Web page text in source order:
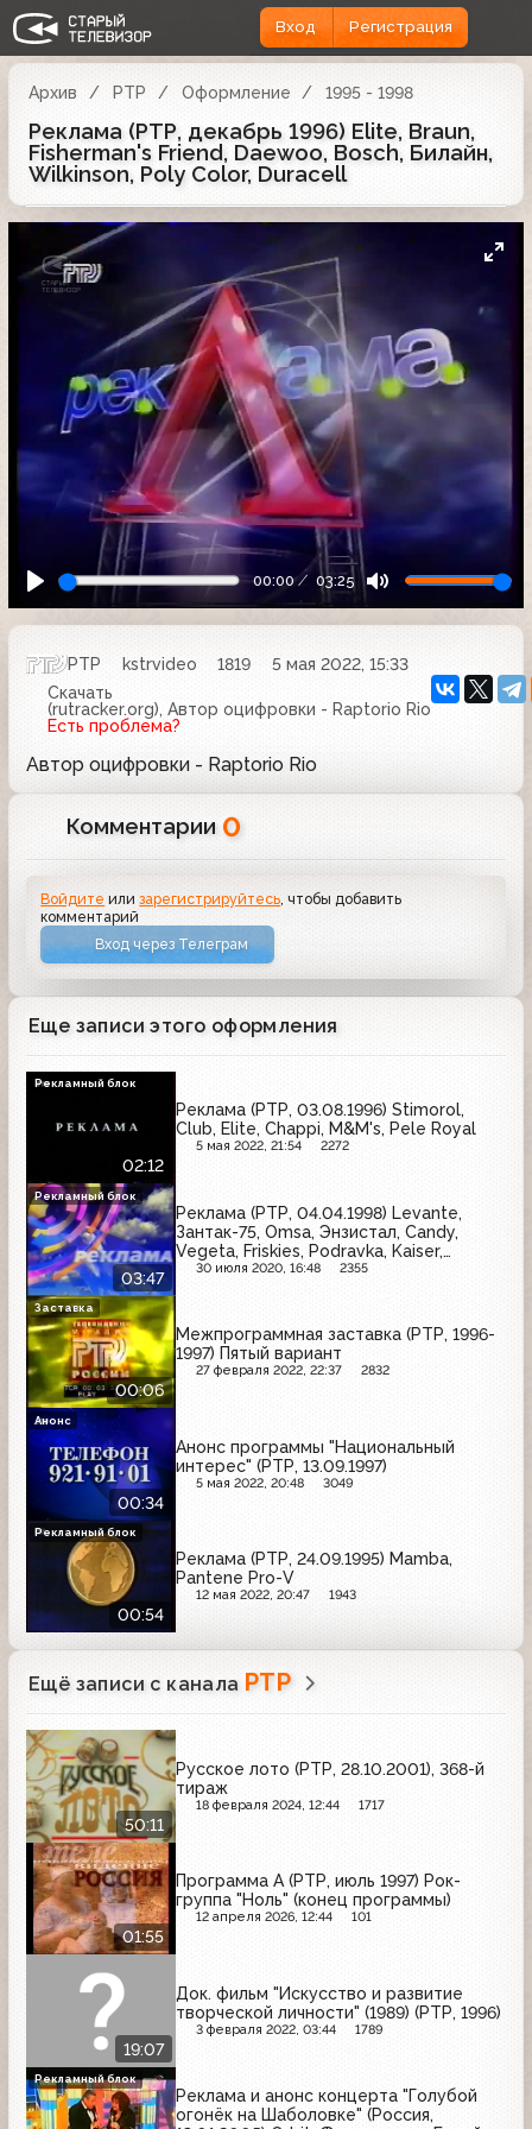
Вход Регистрация
Архив РТР Оформление 1995 - 1998
Реклама (РТР, декабрь 1996) Elite, Braun,
Fisherman's Friend, Daewoo, Bosch, Билайн,
Wilkinson, Poly Color, Duracell
00:00 03:25
РТР kstrvideo 1819
5 мая 2022, 15:33
Скачать
(rutracker.org), Автор оцифровки - Raptorio Rio
Есть проблема?
Автор оцифровки - Raptorio Rio
Комментарии 0
Войдите илизарегистрируйтесь, чтобы добавить
комментарий
Вход через Телеграм
Еще записи этого оформления
02:12
Реклама (РТР, 03.08.1996) Stimorol,
Club, Elite, Chappi, M&M's, Pele Royal
5 мая 2022, 21:54 2272
Рекламный блок
03:47
Реклама (РТР, 04.04.1998) Levante,
Зантак-75, Omsa, Энзистал, Candy,
Vegeta, Friskies, Podravka, Kaiser,
Jammie Dodgers, Касик
30 июля 2020, 16:48 2355
Рекламный блок
00:06
Межпрограммная заставка (РТР, 1996-
1997) Пятый вариант
27 февраля 2022, 22:37 2832
Заставка
00:34
Анонс программы "Национальный
интерес" (РТР, 13.09.1997)
5 мая 2022, 20:48 3049
Анонс
00:54
Реклама (РТР, 24.09.1995) Mamba,
Pantene Pro-V
12 мая 2022, 20:47 1943
Рекламный блок
Ещё записи с канала РТР
50:11
Русское лото (РТР, 28.10.2001), 368-й
тираж
18 февраля 2024, 12:44 1717
01:55
Программа А (РТР, июль 1997) Рок-
группа "Ноль" (конец программы)
12 апреля 2026, 12:44 101
19:07
Док. фильм "Искусство и развитие
творческой личности" (1989) (РТР, 1996)
3 февраля 2022, 03:44 1789
Реклама и анонс концерта "Голубой
огонёк на Шаболовке" (Россия,
Рекламный блок